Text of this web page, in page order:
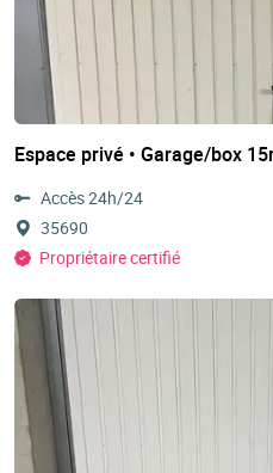
Espace privé • Garage/box
Accès 24h/24
35690
Propriétaire certifié